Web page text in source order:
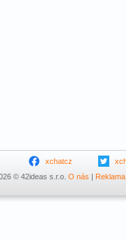
xchatcz
© 42ideas s.r.o. O nás | Reklama